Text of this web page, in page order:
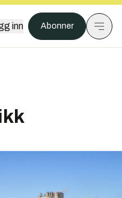
inn Abonner